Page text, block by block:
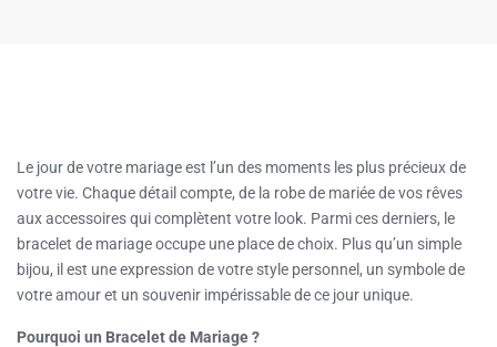
Le jour de votre mariage est l’un des moments les plus précieux de
votre vie. Chaque détail compte, de la robe de mariée de vos rêves
aux accessoires qui complètent votre look. Parmi ces derniers, le
bracelet de mariage occupe une place de choix. Plus qu’un simple
bijou, il est une expression de votre style personnel, un symbole de
votre amour et un souvenir impérissable de ce jour unique.
Pourquoi un Bracelet de Mariage ?